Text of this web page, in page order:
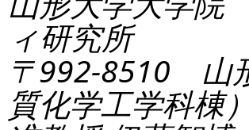
ィ研究所
〒992-8510 山
質化学工学科棟